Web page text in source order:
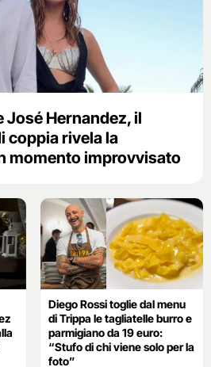
José Hernandez, il
coppia rivela la
momento improvvisato
Diego Rossi toglie dal menu
di Trippa le tagliatelle burro e
parmigiano da 19 euro:
“Stufo di chi viene solo per la
foto”